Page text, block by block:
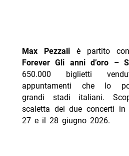
Max Pezzali è partito
Forever Gli anni d’oro –
650.000 biglietti
appuntamenti che lo
grandi stadi italiani.
scaletta dei due concerti in
27 e il 28 giugno 2026.